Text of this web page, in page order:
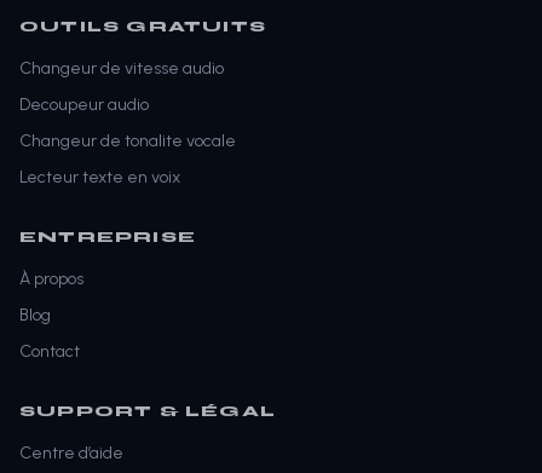
OUTILS GRATUITS
Changeur de vitesse audio
Decoupeur audio
Changeur de tonalite vocale
Lecteur texte en voix
ENTREPRISE
À propos
Blog
Contact
SUPPORT & LÉGAL
Centre d’aide